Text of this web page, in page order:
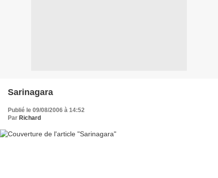
Sarinagara
Publié le 09/08/2006 à 14:52
Par Richard